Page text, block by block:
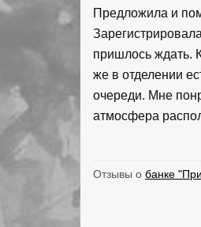
Предложила и
пришлось ждать.
же в отделении
очереди. Мне
атмосфера
Отзывы о банке